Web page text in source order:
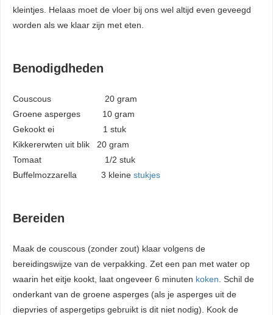
kleintjes. Helaas moet de vloer bij ons wel altijd even geveegd
worden als we klaar zijn met eten.
Benodigdheden
Couscous 20 gram
Groene asperges 10 gram
Gekookt ei 1 stuk
Kikkererwten uit blik 20 gram
Tomaat 1/2 stuk
Buffelmozzarella 3 kleine stukjes
Bereiden
Maak de couscous (zonder zout) klaar volgens de
bereidingswijze van de verpakking. Zet een pan met water op
waarin het eitje kookt, laat ongeveer 6 minuten koken . Schil de
onderkant van de groene asperges (als je asperges uit de
diepvries of aspergetips gebruikt is dit niet nodig). Kook de